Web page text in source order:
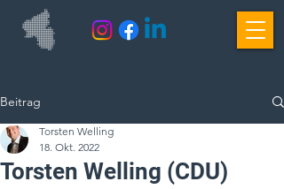
Beitrag
Torsten Welling (CDU)
Torsten Welling
18. Okt. 2022